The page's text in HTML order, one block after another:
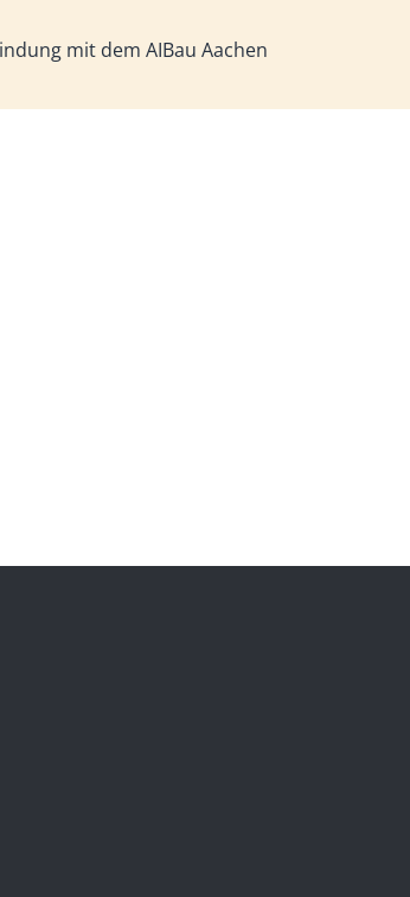
mit dem AIBau Aachen